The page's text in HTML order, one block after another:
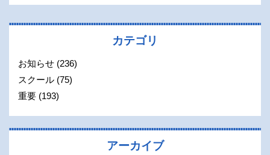
カテゴリ
お知らせ (236)
スクール (75)
重要 (193)
アーカイブ